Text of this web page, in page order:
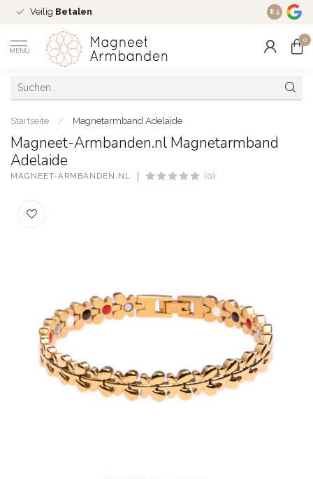
Veilig Betalen Ruim 16
8.5
MENU
0
Startseite / Magnetarmband Adelaide
Magneet-Armbanden.nl Magnetarmband
Adelaide
MAGNEET-ARMBANDEN.NL (0)